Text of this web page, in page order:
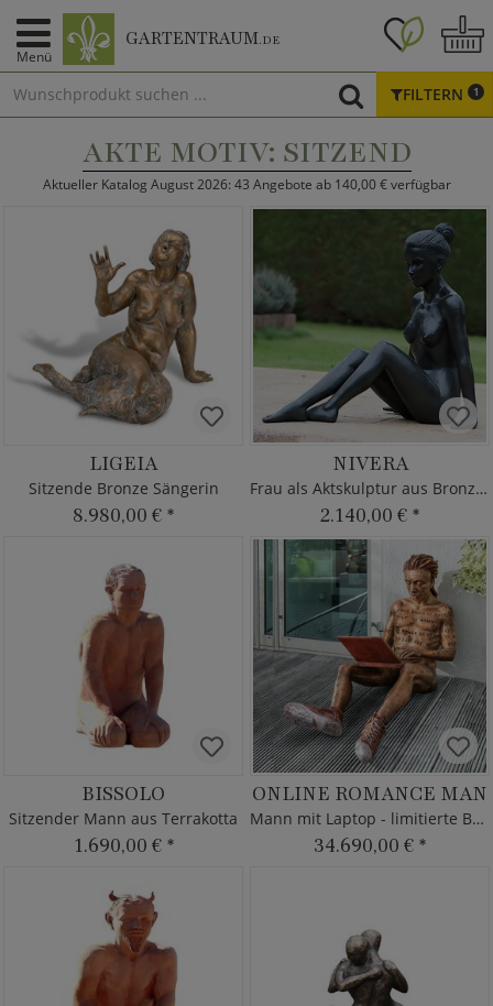
Menü
GARTENTRAUM.DE
FILTERN 1
AKTE MOTIV: SITZEND
Aktueller Katalog August 2026: 43 Angebote ab 140,00 € verfügbar
LIGEIA
Sitzende Bronze Sängerin
8.980,00 € *
NIVERA
Frau als Aktskulptur aus Bronzeguss
2.140,00 € *
BISSOLO
Sitzender Mann aus Terrakotta
1.690,00 € *
ONLINE ROMANCE MAN
Mann mit Laptop - limitierte Bronzeskulptur
34.690,00 € *